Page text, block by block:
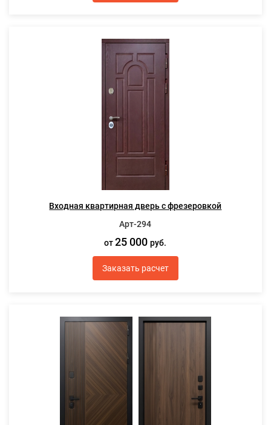
Входная квартирная дверь с фрезеровкой
Арт-294
от25 000руб.
Заказать расчет